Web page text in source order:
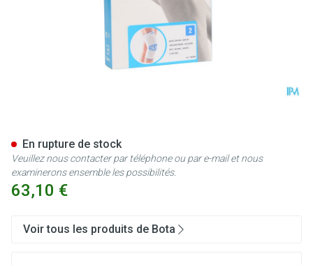
63,10 €
En rupture de stock
Veuillez nous contacter par téléphone ou par e-mail et nous
examinerons ensemble les possibilités.
Voir tous les produits de Bota